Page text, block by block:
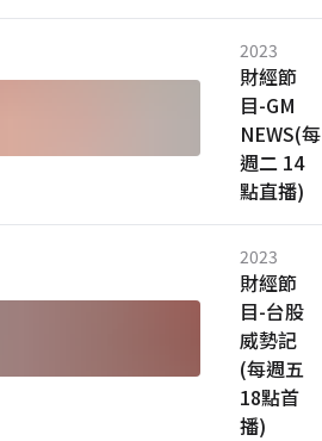
2023
財經節
目-GM
NEWS(每
週二 14
點直播)
2023
財經節
目-台股
威勢記
(每週五
18點首
播)